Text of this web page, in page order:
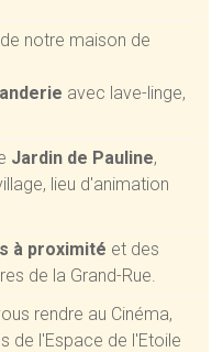
notre maison de
avec lave-linge,
Jardin de Pauline,
lieu d'animation
à proximité et des
de la Grand-Rue.
rendre au Cinéma,
de l'Espace de l'Etoile